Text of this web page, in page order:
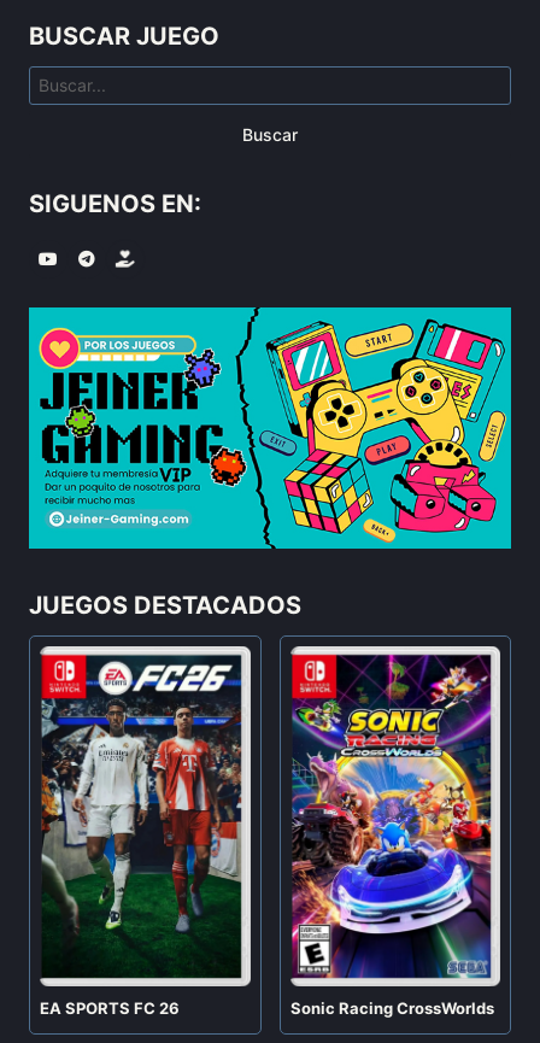
BUSCAR JUEGO
Buscar
SIGUENOS EN:
JUEGOS DESTACADOS
EA SPORTS FC 26 Sonic Racing CrossWorlds